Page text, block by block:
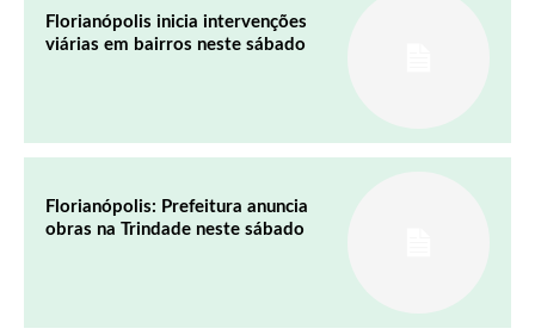
Florianópolis inicia intervenções
viárias em bairros neste sábado
Florianópolis: Prefeitura anuncia
obras na Trindade neste sábado